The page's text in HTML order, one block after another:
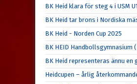
BK Heid klara för steg 4 i USM
BK Heid tar brons i Nordiska
BK Heid - Norden Cup 2025
BK HEID Handbollsgymnasium
BK Heid representeras ännu en
Heidcupen – årlig